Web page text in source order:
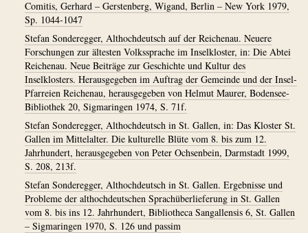
Comitis, Gerhard – Gerstenberg, Wigand, Berlin – New York 1979,
Sp. 1044-1047
Stefan Sonderegger, Althochdeutsch auf der Reichenau. Neuere
Forschungen zur ältesten Volkssprache im Inselkloster, in: Die Abtei
Reichenau. Neue Beiträge zur Geschichte und Kultur des
Inselklosters. Herausgegeben im Auftrag der Gemeinde und der Insel-
Pfarreien Reichenau, herausgegeben von Helmut Maurer, Bodensee-
Bibliothek 20, Sigmaringen 1974, S. 71f.
Stefan Sonderegger, Althochdeutsch in St. Gallen, in: Das Kloster St.
Gallen im Mittelalter. Die kulturelle Blüte vom 8. bis zum 12.
Jahrhundert, herausgegeben von Peter Ochsenbein, Darmstadt 1999,
S. 208, 213f.
Stefan Sonderegger, Althochdeutsch in St. Gallen. Ergebnisse und
Probleme der althochdeutschen Sprachüberlieferung in St. Gallen
vom 8. bis ins 12. Jahrhundert, Bibliotheca Sangallensis 6, St. Gallen
– Sigmaringen 1970, S. 126 und passim